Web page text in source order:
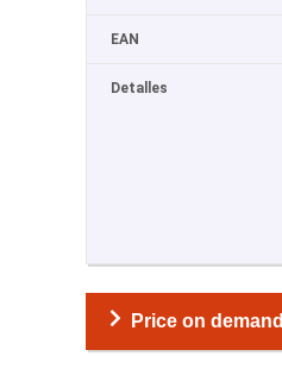
EAN
Detalles
Price on demand